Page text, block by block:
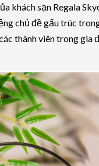
khách sạn Regala
chủ đề gấu trúc
thành viên trong